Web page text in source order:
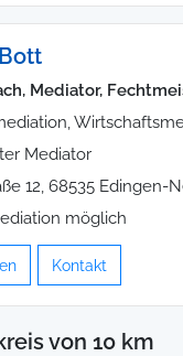
Mediator,
Mediator
12, 68535 Edingen-
möglich
Kontakt
von 10 km